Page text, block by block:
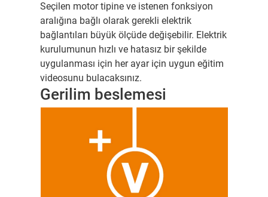
Seçilen motor tipine ve istenen fonksiyon
aralığına bağlı olarak gerekli elektrik
bağlantıları büyük ölçüde değişebilir. Elektrik
kurulumunun hızlı ve hatasız bir şekilde
uygulanması için her ayar için uygun eğitim
videosunu bulacaksınız.
Gerilim beslemesi